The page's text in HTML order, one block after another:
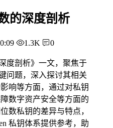
的深度剖析
1.3K 0
度剖析》一文，聚焦于
问题，深入探讨其相关
响等方面，通过对私钥
数字资产安全等方面的
数私钥的差异与特点，
私钥体系提供参考，助